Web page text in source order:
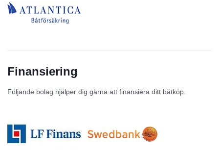
Finansiering
Följande bolag hjälper dig gärna att finansiera ditt båtköp.